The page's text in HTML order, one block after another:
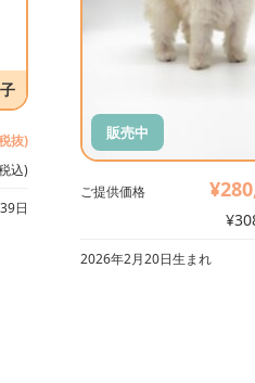
抜)
込)
日
販売中
ご提供価格
2026年2月20日生まれ